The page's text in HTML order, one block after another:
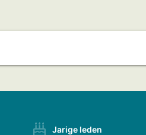
Jarige leden